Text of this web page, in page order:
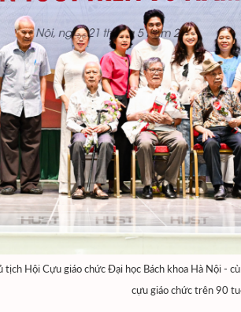
tịch Hội Cựu giáo chức Đại học Bách khoa Hà Nội -
cựu giáo chức trên 90